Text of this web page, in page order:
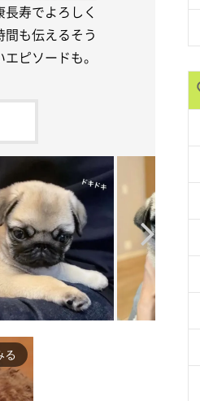
寿でよろしく
も伝えるそう
ピソードも。
る